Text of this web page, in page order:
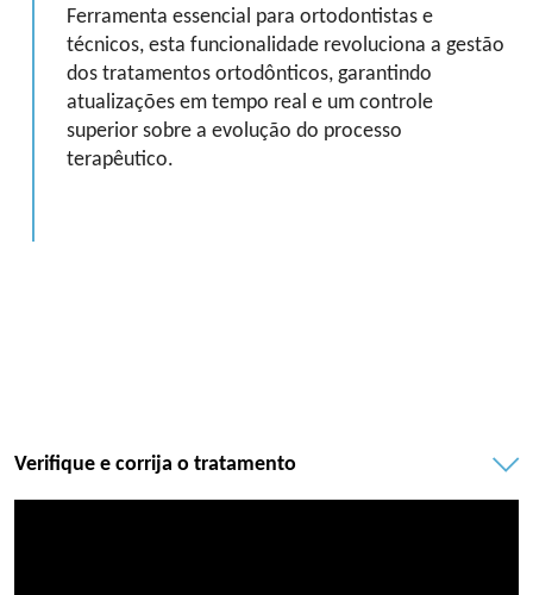
Ferramenta essencial para ortodontistas e
técnicos, esta funcionalidade revoluciona a gestão
dos tratamentos ortodônticos, garantindo
atualizações em tempo real e um controle
superior sobre a evolução do processo
terapêutico.
Verifique e corrija o tratamento